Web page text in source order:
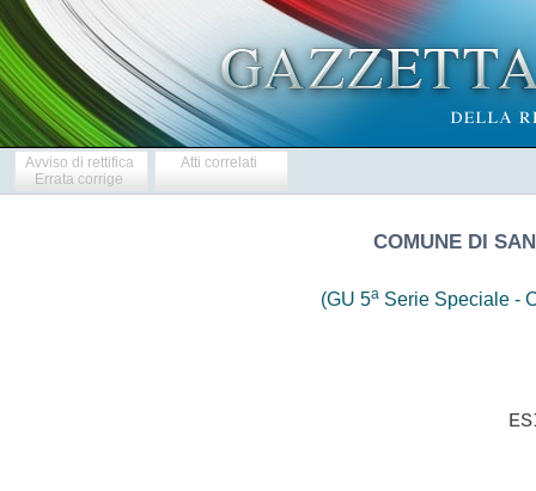
Avviso di rettifica
Errata corrige
Atti correlati
COMUNE DI
(GU 5a Serie Speciale -